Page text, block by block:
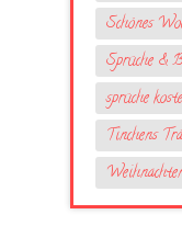
Schönes
Sprüche &
sprüche
Tinchens